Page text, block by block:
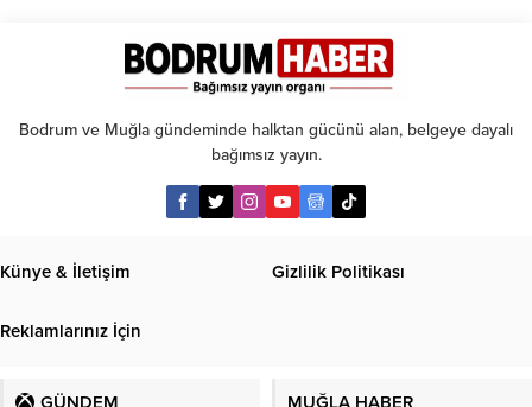
Bodrum ve Muğla gündeminde halktan gücünü alan, belgeye dayalı
bağımsız yayın.
Künye & İletişim Gizlilik Politikası
Reklamlarınız İçin
GÜNDEM MUĞLA HABER